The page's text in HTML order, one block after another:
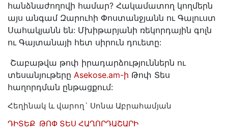
հանձնաժողովի համար? Հակամատող կողմերն
այս անգամ Զարուհի Փոստանջյանն ու Գալուստ
Սահակյանն են: Մխիթարյանի ռեկորդային գոլն
ու Գայտանայի հետ սիրուն դուետը:
Շաբաթվա թոփ իրադարձություններն ու
տեսանյութերը Asekose.am-ի Թոփ Տես
հաղորդման ընթացքում:
Հեղինակ և վարող` Սոնա Աբրահամյան
ԴԻՏԵՔ ԹՈՓ ՏԵՍ ՀԱՂՈՐԴԱՇԱՐԻ